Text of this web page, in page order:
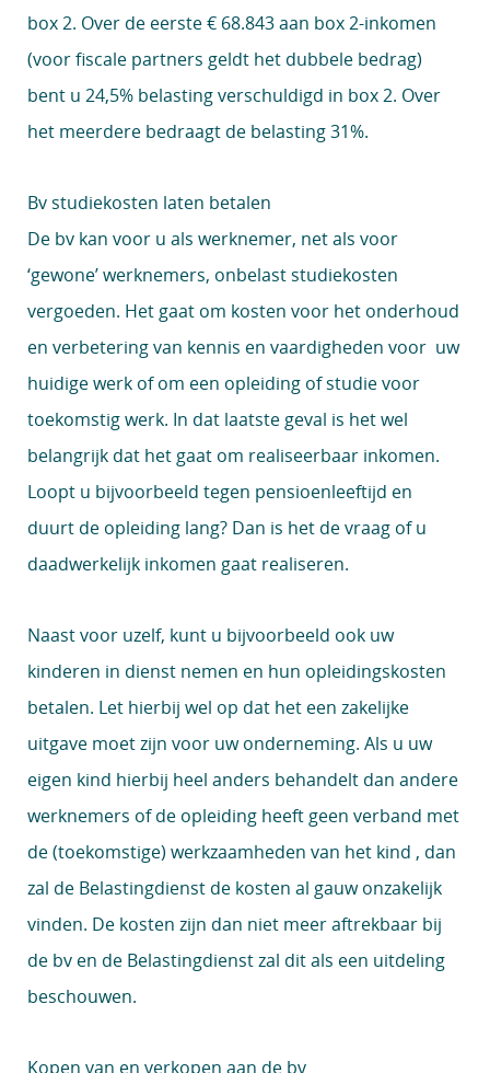
box 2. Over de eerste € 68.843 aan box 2-inkomen
(voor fiscale partners geldt het dubbele bedrag)
bent u 24,5% belasting verschuldigd in box 2. Over
het meerdere bedraagt de belasting 31%.
Bv studiekosten laten betalen
De bv kan voor u als werknemer, net als voor
‘gewone’ werknemers, onbelast studiekosten
vergoeden. Het gaat om kosten voor het onderhoud
en verbetering van kennis en vaardigheden voor uw
huidige werk of om een opleiding of studie voor
toekomstig werk. In dat laatste geval is het wel
belangrijk dat het gaat om realiseerbaar inkomen.
Loopt u bijvoorbeeld tegen pensioenleeftijd en
duurt de opleiding lang? Dan is het de vraag of u
daadwerkelijk inkomen gaat realiseren.
Naast voor uzelf, kunt u bijvoorbeeld ook uw
kinderen in dienst nemen en hun opleidingskosten
betalen. Let hierbij wel op dat het een zakelijke
uitgave moet zijn voor uw onderneming. Als u uw
eigen kind hierbij heel anders behandelt dan andere
werknemers of de opleiding heeft geen verband met
de (toekomstige) werkzaamheden van het kind , dan
zal de Belastingdienst de kosten al gauw onzakelijk
vinden. De kosten zijn dan niet meer aftrekbaar bij
de bv en de Belastingdienst zal dit als een uitdeling
beschouwen.
Kopen van en verkopen aan de bv